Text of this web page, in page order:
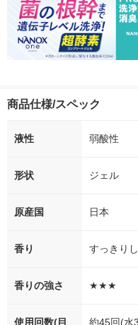
商品仕様/スペック
液性 弱酸性
形状 ジェル
原産国 日本
香り すっきり
香りの強さ ★★★
使用回数(目 約45回(水